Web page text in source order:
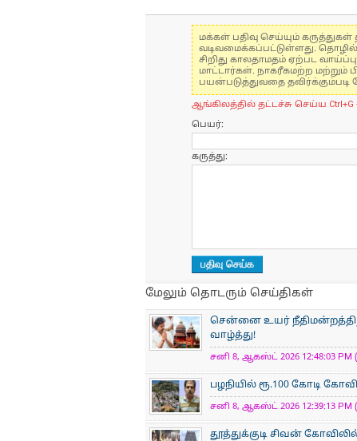
மக்கள் பதிவு செய்யும்
வடிவமைக்கப்பட்டுள்ளது.
சிறிது காலதாமதம் ஏற்பட
மாட்டார்கள். நாகரீகமற்ற மற்றும்
பயன்படுத்துவதை
ஆங்கிலத்தில் தட்டச்சு செய்ய Ctrl+G
பெயர்:
கருத்து:
மேலும் தொடரும் செய்திகள்
சென்னை உயர்
வாழ்த்து!
சனி 8, ஆகஸ்ட் 2026 12:48:03 PM
பழநியில் ரூ.100 கோடி
சனி 8, ஆகஸ்ட் 2026 12:39:13 PM
தூத்துக்குடி சிவன் கோவிலில்